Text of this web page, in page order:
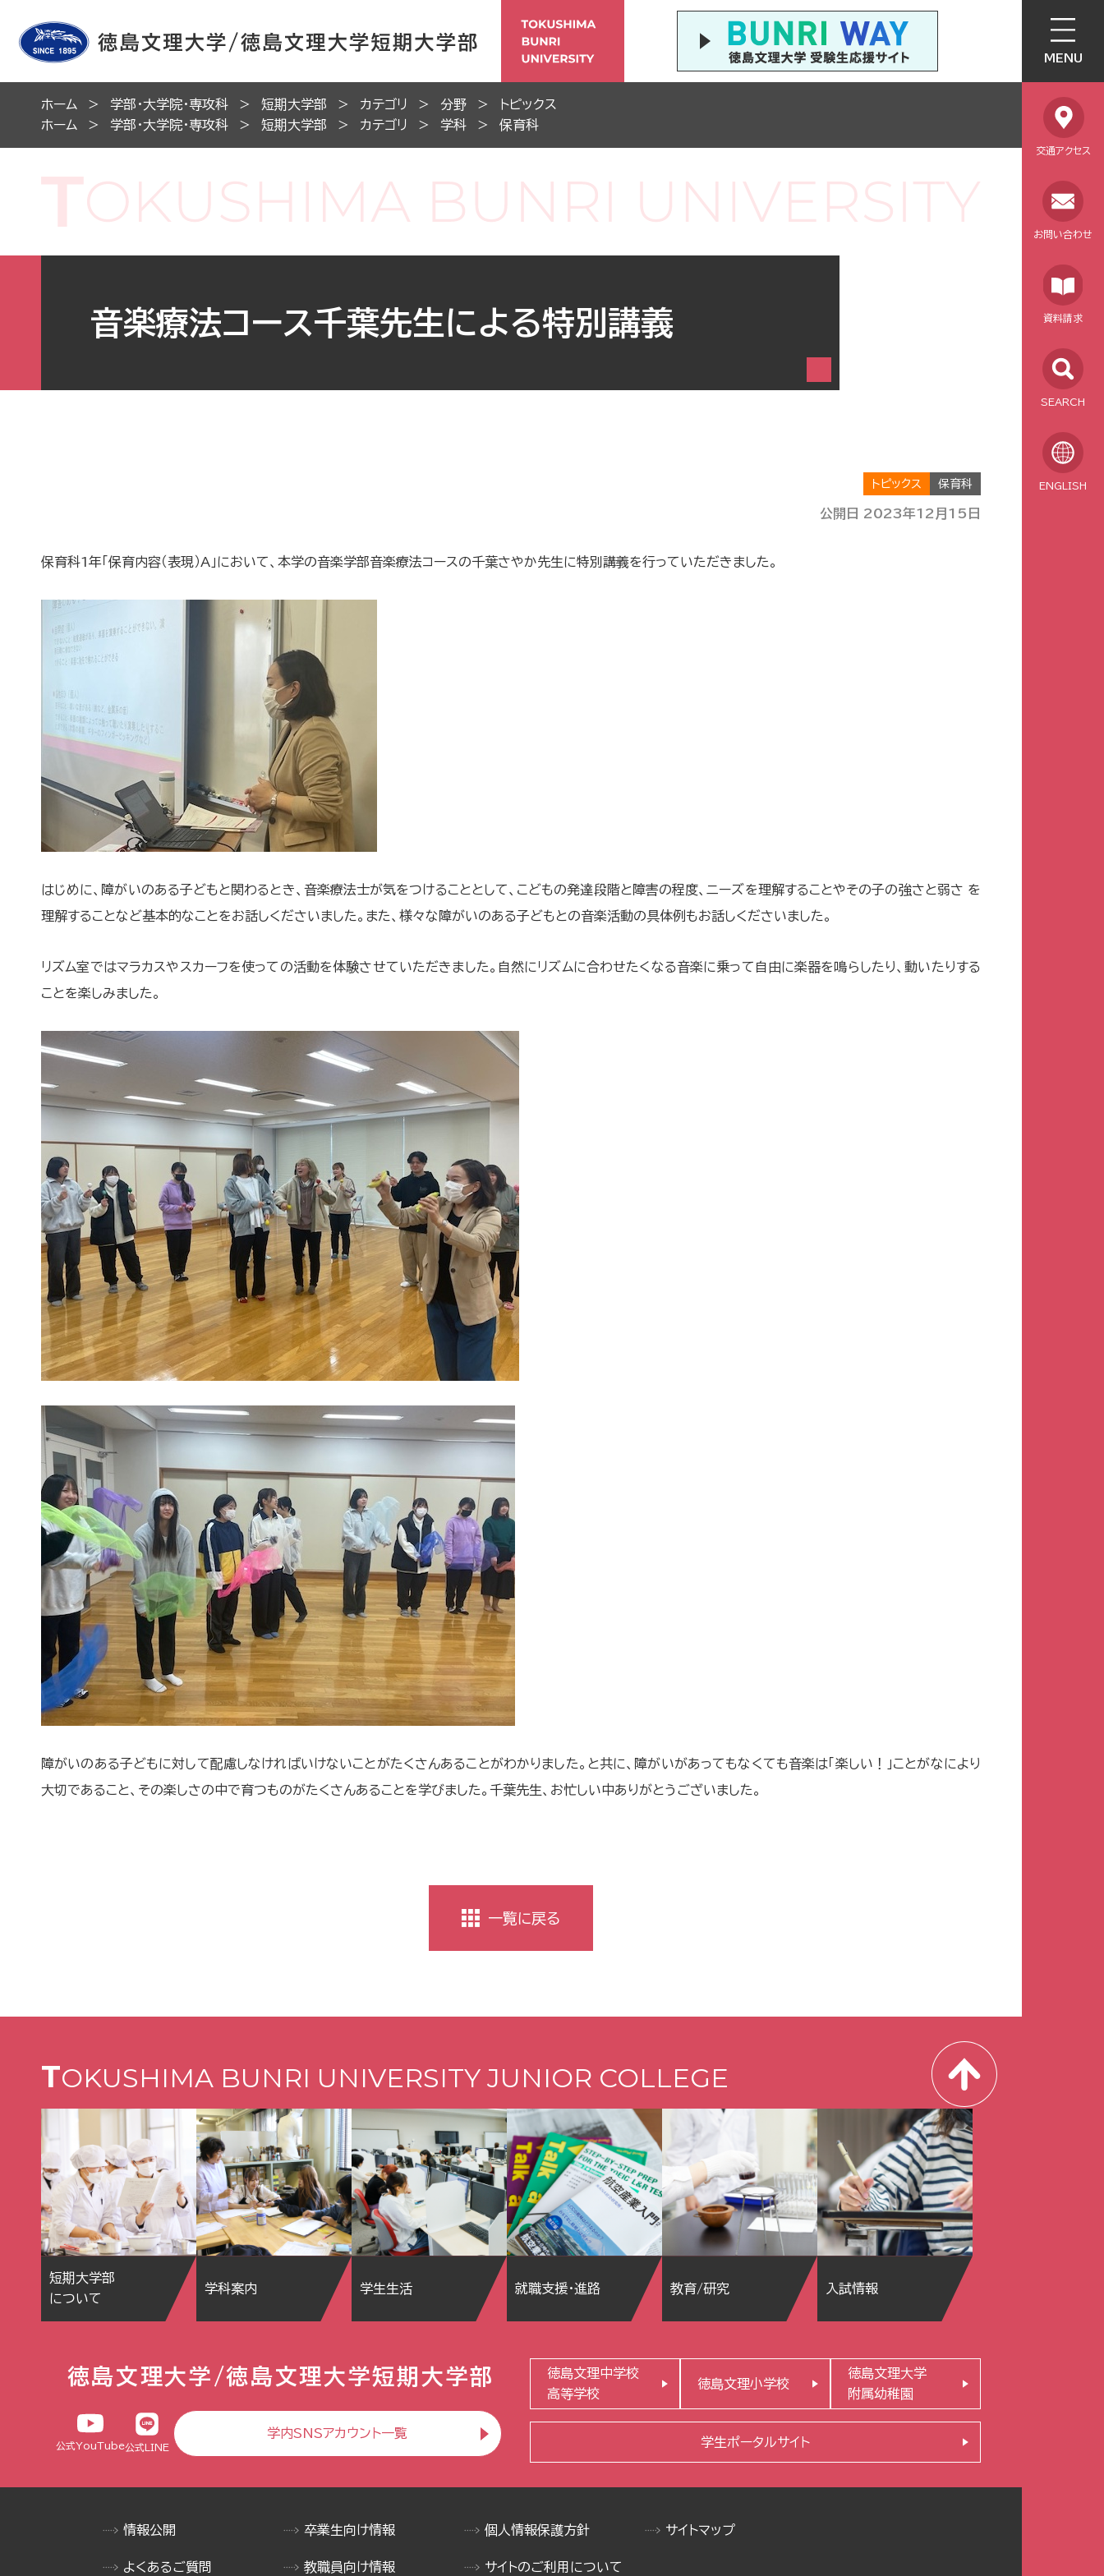
MENU
交通アクセス
お問い合わせ
資料請求
SEARCH
ENGLISH
ホーム 学部・大学院・専攻科 短期大学部 カテゴリ 分野
トピックス
ホーム
学部・大学院・専攻科 短期大学部 カテゴリ 学科 保育科
音楽療法コース千葉先生による特別講義
トピックス 保育科
公開日 2023年12月15日
保育科1年「保育内容（表現）A」において、本学の音楽学部音楽療法コースの千葉さやか先生に特別講義を行っていただきました。
はじめに、障がいのある子どもと関わるとき、音楽療法士が気をつけることとして、こどもの発達段階と障害の程度、ニーズを理解することやその子の強さと弱さ を
理解することなど基本的なことをお話しくださいました。また、様々な障がいのある子どもとの音楽活動の具体例もお話しくださいました。
リズム室ではマラカスやスカーフを使っての活動を体験させていただきました。自然にリズムに合わせたくなる音楽に乗って自由に楽器を鳴らしたり、動いたりする
ことを楽しみました。
障がいのある子どもに対して配慮しなければいけないことがたくさんあることがわかりました。と共に、障がいがあってもなくても音楽は「楽しい！」ことがなにより
大切であること、その楽しさの中で育つものがたくさんあることを学びました。千葉先生、お忙しい中ありがとうございました。
一覧に戻る
TOKUSHIMA BUNRI UNIVERSITY JUNIOR COLLEGE
短期大学部
について
学科案内 学生生活 就職支援・進路 教育/研究 入試情報
徳島文理大学/徳島文理大学短期大学部
公式YouTube公式LINE
学内SNSアカウント一覧
徳島文理中学校
高等学校
徳島文理小学校
徳島文理大学
附属幼稚園
学生ポータルサイト
情報公開
よくあるご質問
卒業生向け情報
教職員向け情報
個人情報保護方針
サイトのご利用について
サイトマップ